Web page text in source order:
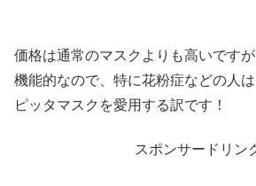
価格は通常のマスクよりも高いですが
機能的なので、特に花粉症などの人は
ピッタマスクを愛用する訳です！
スポンサードリン